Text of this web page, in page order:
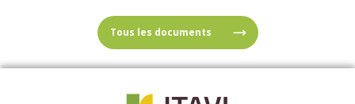
Tous les documents